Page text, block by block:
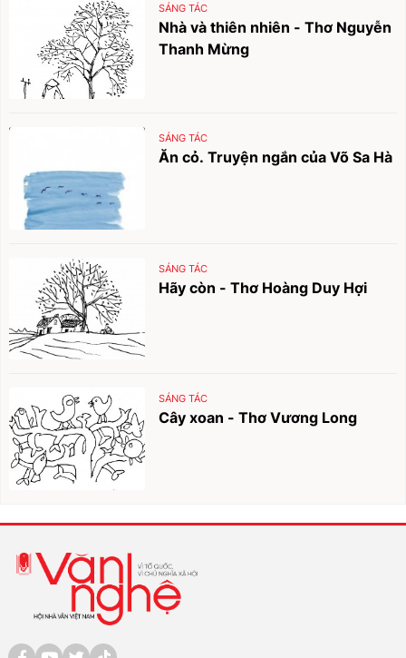
SÁNG TÁC
Nhà và thiên nhiên - Thơ Nguyễn
Thanh Mừng
SÁNG TÁC
Ăn cỏ. Truyện ngắn của Võ Sa Hà
SÁNG TÁC
Hãy còn - Thơ Hoàng Duy Hợi
SÁNG TÁC
Cây xoan - Thơ Vương Long